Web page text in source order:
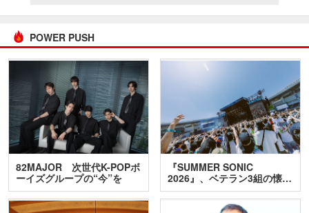
POWER PUSH
82MAJOR 次世代K-POPボ
ーイズグループの“今”を
訊…
『SUMMER SONIC
2026』、ベテラン3組の懐…